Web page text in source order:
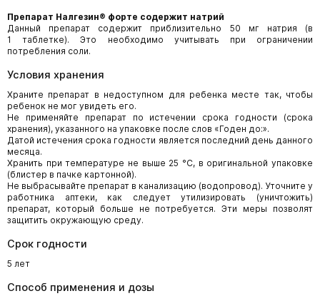
Препарат Налгезин® форте содержит натрий
Данный препарат содержит приблизительно 50 мг натрия (в
1 таблетке). Это необходимо учитывать при ограничении
потребления соли.
Условия хранения
Храните препарат в недоступном для ребенка месте так, чтобы
ребенок не мог увидеть его.
Не применяйте препарат по истечении срока годности (срока
хранения), указанного на упаковке после слов «Годен до:».
Датой истечения срока годности является последний день данного
месяца.
Хранить при температуре не выше 25 °С, в оригинальной упаковке
(блистер в пачке картонной).
Не выбрасывайте препарат в канализацию (водопровод). Уточните у
работника аптеки, как следует утилизировать (уничтожить)
препарат, который больше не потребуется. Эти меры позволят
защитить окружающую среду.
Срок годности
5 лет
Способ применения и дозы